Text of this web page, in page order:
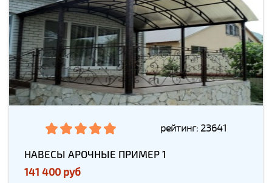
рейтинг: 23641
НАВЕСЫ АРОЧНЫЕ ПРИМЕР 1
141 400 руб